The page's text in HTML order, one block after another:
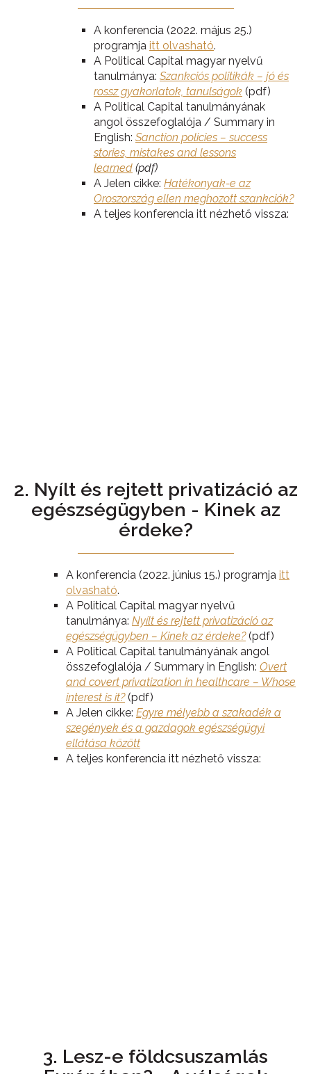
A konferencia (2022. május 25.)
programja itt olvasható.
A Political Capital magyar nyelvű
tanulmánya: Szankciós politikák – jó és
rossz gyakorlatok, tanulságok (pdf)
A Political Capital tanulmányának
angol összefoglalója / Summary in
English: Sanction policies – success
stories, mistakes and lessons
learned (pdf)
A Jelen cikke: Hatékonyak-e az
Oroszország ellen meghozott szankciók?
A teljes konferencia itt nézhető vissza:
2. Nyílt és rejtett privatizáció az
egészségügyben - Kinek az
érdeke?
A konferencia (2022. június 15.) programja itt
olvasható.
A Political Capital magyar nyelvű
tanulmánya: Nyílt és rejtett privatizáció az
egészségügyben – Kinek az érdeke? (pdf)
A Political Capital tanulmányának angol
összefoglalója / Summary in English: Overt
and covert privatization in healthcare – Whose
interest is it? (pdf)
A Jelen cikke: Egyre mélyebb a szakadék a
szegények és a gazdagok egészségügyi
ellátása között
A teljes konferencia itt nézhető vissza:
3. Lesz-e földcsuszamlás